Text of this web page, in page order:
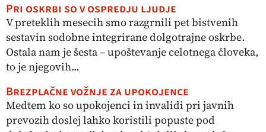
Pri oskrbi so v ospredju ljudje
V preteklih mesecih smo razgrnili pet bistvenih
sestavin sodobne integrirane dolgotrajne oskrbe.
Ostala nam je šesta – upoštevanje celotnega človeka,
to je njegovih...
Brezplačne vožnje za upokojence
Medtem ko so upokojenci in invalidi pri javnih
prevozih doslej lahko koristili popuste pod